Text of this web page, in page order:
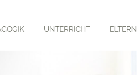
UNTERRICHT ELTERN